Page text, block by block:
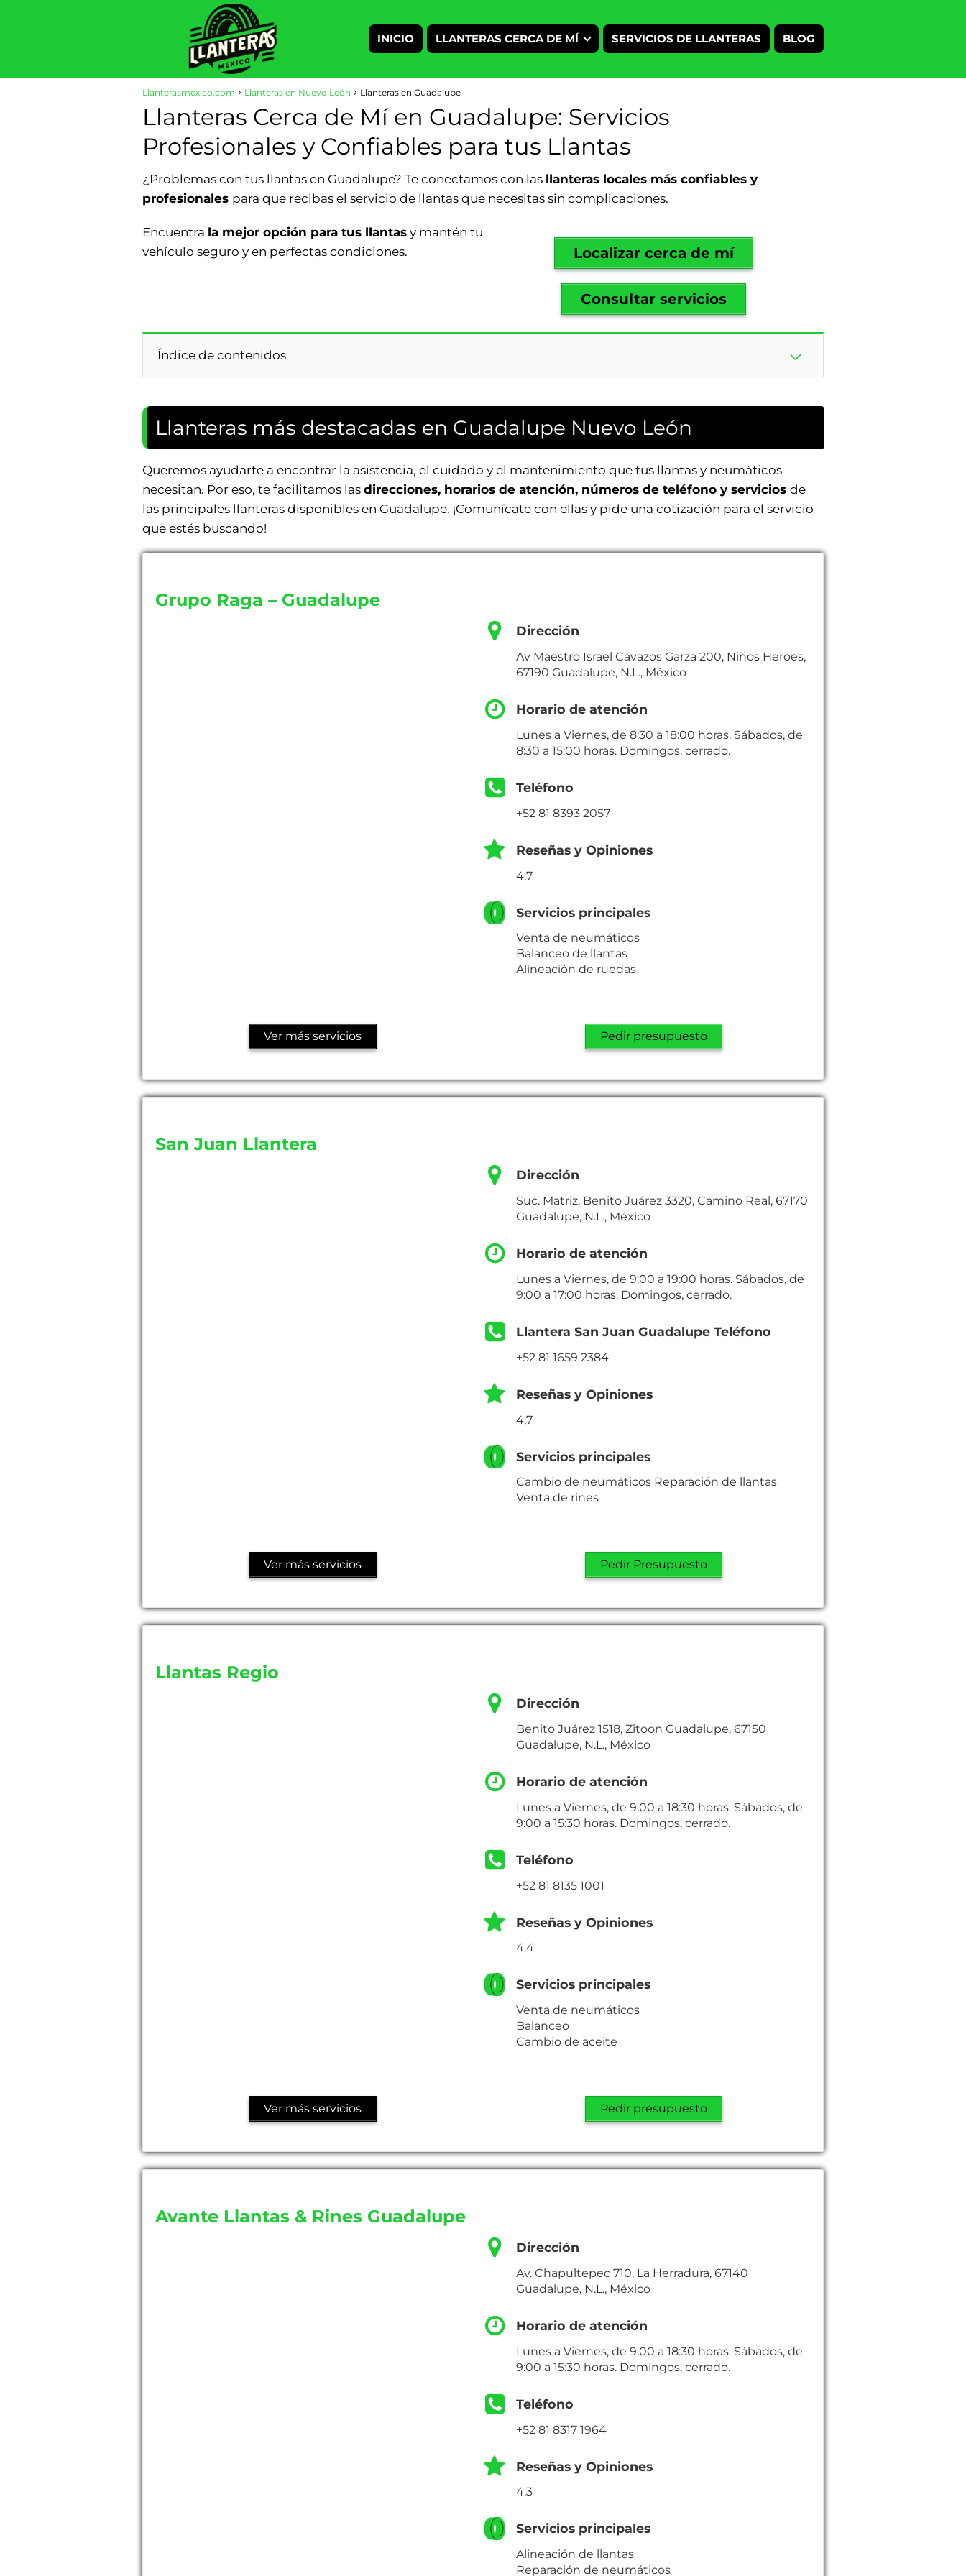
INICIO LLANTERAS CERCA DE MÍ SERVICIOS DE LLANTERAS BLOG
Llanterasmexico.com Llanteras en Nuevo León Llanteras en Guadalupe
Llanteras Cerca de Mí en Guadalupe: Servicios
Profesionales y Confiables para tus Llantas
¿Problemas con tus llantas en Guadalupe? Te conectamos con las llanteras locales más confiables y
profesionales para que recibas el servicio de llantas que necesitas sin complicaciones.
Encuentra la mejor opción para tus llantas y mantén tu
vehículo seguro y en perfectas condiciones.
Localizar cerca de mí
Consultar servicios
Índice de contenidos
Llanteras más destacadas en Guadalupe Nuevo León
Queremos ayudarte a encontrar la asistencia, el cuidado y el mantenimiento que tus llantas y neumáticos
necesitan. Por eso, te facilitamos las direcciones, horarios de atención, números de teléfono y servicios de
las principales llanteras disponibles en Guadalupe. ¡Comunícate con ellas y pide una cotización para el servicio
que estés buscando!
Grupo Raga – Guadalupe
Dirección
Av Maestro Israel Cavazos Garza 200, Niños Heroes,
67190 Guadalupe, N.L., México
Horario de atención
Lunes a Viernes, de 8:30 a 18:00 horas. Sábados, de
8:30 a 15:00 horas. Domingos, cerrado.
Teléfono
+52 81 8393 2057
Reseñas y Opiniones
4,7
Servicios principales
Venta de neumáticos
Balanceo de llantas
Alineación de ruedas
Ver más servicios Pedir presupuesto
San Juan Llantera
Dirección
Suc. Matriz, Benito Juárez 3320, Camino Real, 67170
Guadalupe, N.L., México
Horario de atención
Lunes a Viernes, de 9:00 a 19:00 horas. Sábados, de
9:00 a 17:00 horas. Domingos, cerrado.
Llantera San Juan Guadalupe Teléfono
+52 81 1659 2384
Reseñas y Opiniones
4,7
Servicios principales
Cambio de neumáticos Reparación de llantas
Venta de rines
Ver más servicios Pedir Presupuesto
Llantas Regio
Dirección
Benito Juárez 1518, Zitoon Guadalupe, 67150
Guadalupe, N.L., México
Horario de atención
Lunes a Viernes, de 9:00 a 18:30 horas. Sábados, de
9:00 a 15:30 horas. Domingos, cerrado.
Teléfono
+52 81 8135 1001
Reseñas y Opiniones
4,4
Servicios principales
Venta de neumáticos
Balanceo
Cambio de aceite
Ver más servicios Pedir presupuesto
Avante Llantas & Rines Guadalupe
Dirección
Av. Chapultepec 710, La Herradura, 67140
Guadalupe, N.L., México
Horario de atención
Lunes a Viernes, de 9:00 a 18:30 horas. Sábados, de
9:00 a 15:30 horas. Domingos, cerrado.
Teléfono
+52 81 8317 1964
Reseñas y Opiniones
4,3
Servicios principales
Alineación de llantas
Reparación de neumáticos